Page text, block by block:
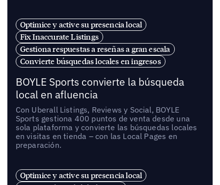
Optimice y active su presencia local
Fix Inaccurate Listings
Gestiona respuestas a reseñas a gran escala
Convierte búsquedas locales en ingresos
BOYLE Sports convierte la búsqueda
local en afluencia
Con Uberall Listings, Reviews y Social, BOYLE
Sports gestiona 400 puntos de venta desde una
sola plataforma y convierte las búsquedas locales
en visitas en tienda – con las Local Pages en
preparación.
Optimice y active su presencia local